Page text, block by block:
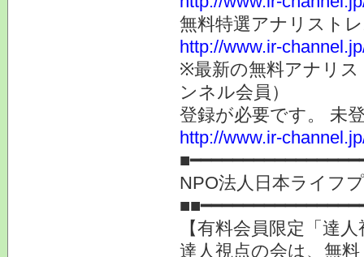
無料特選アナリスト
http://www.ir-
※最新の無料アナリ
ンネル会員）
登録が必要です。 未
http://www.ir-
NPO法人日本ライフ
【有料会員限定「達
達人視点の会は、無